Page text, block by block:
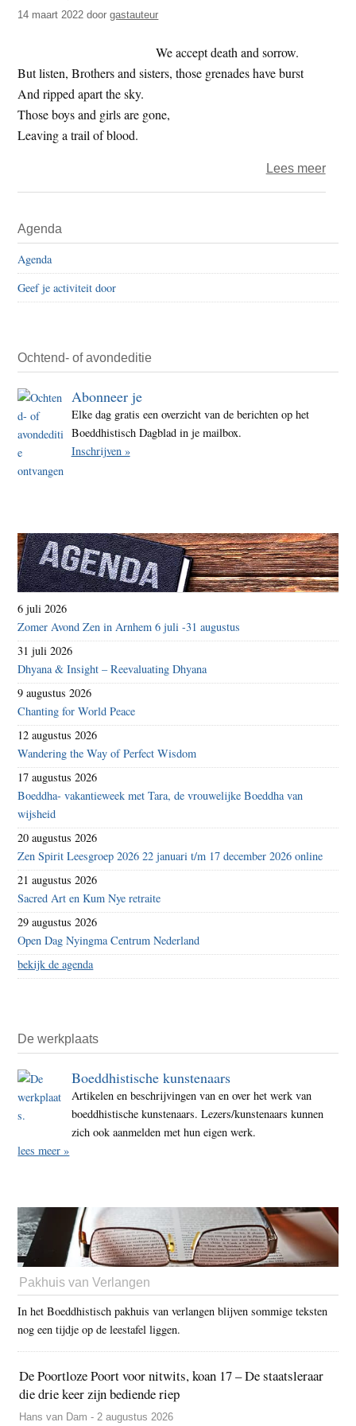
t
e
t
e
14 maart 2022 doorgastauteur
We accept death and sorrow.
But listen, Brothers and sisters, those grenades have burst
And ripped apart the sky.
Those boys and girls are gone,
Leaving a trail of blood.
Lees meerover
Sidebar
Agenda
Agenda
Geef je activiteit door
Ochtend- of avondeditie
Abonneer je
Elke dag gratis een overzicht van de berichten op het
Boeddhistisch Dagblad in je mailbox.
Inschrijven »
6 juli 2026
Zomer Avond Zen in Arnhem 6 juli -31 augustus
31 juli 2026
Dhyana & Insight – Reevaluating Dhyana
9 augustus 2026
Chanting for World Peace
12 augustus 2026
Wandering the Way of Perfect Wisdom
17 augustus 2026
Boeddha- vakantieweek met Tara, de vrouwelijke Boeddha van
wijsheid
20 augustus 2026
Zen Spirit Leesgroep 2026 22 januari t/m 17 december 2026 online
21 augustus 2026
Sacred Art en Kum Nye retraite
29 augustus 2026
Open Dag Nyingma Centrum Nederland
bekijk de agenda
De werkplaats
Boeddhistische kunstenaars
Artikelen en beschrijvingen van en over het werk van
boeddhistische kunstenaars. Lezers/kunstenaars kunnen
zich ook aanmelden met hun eigen werk.
lees meer »
Pakhuis van Verlangen
In het Boeddhistisch pakhuis van verlangen blijven sommige teksten
nog een tijdje op de leestafel liggen.
De Poortloze Poort voor nitwits, koan 17 – De staatsleraar
die drie keer zijn bediende riep
Hans van Dam - 2 augustus 2026